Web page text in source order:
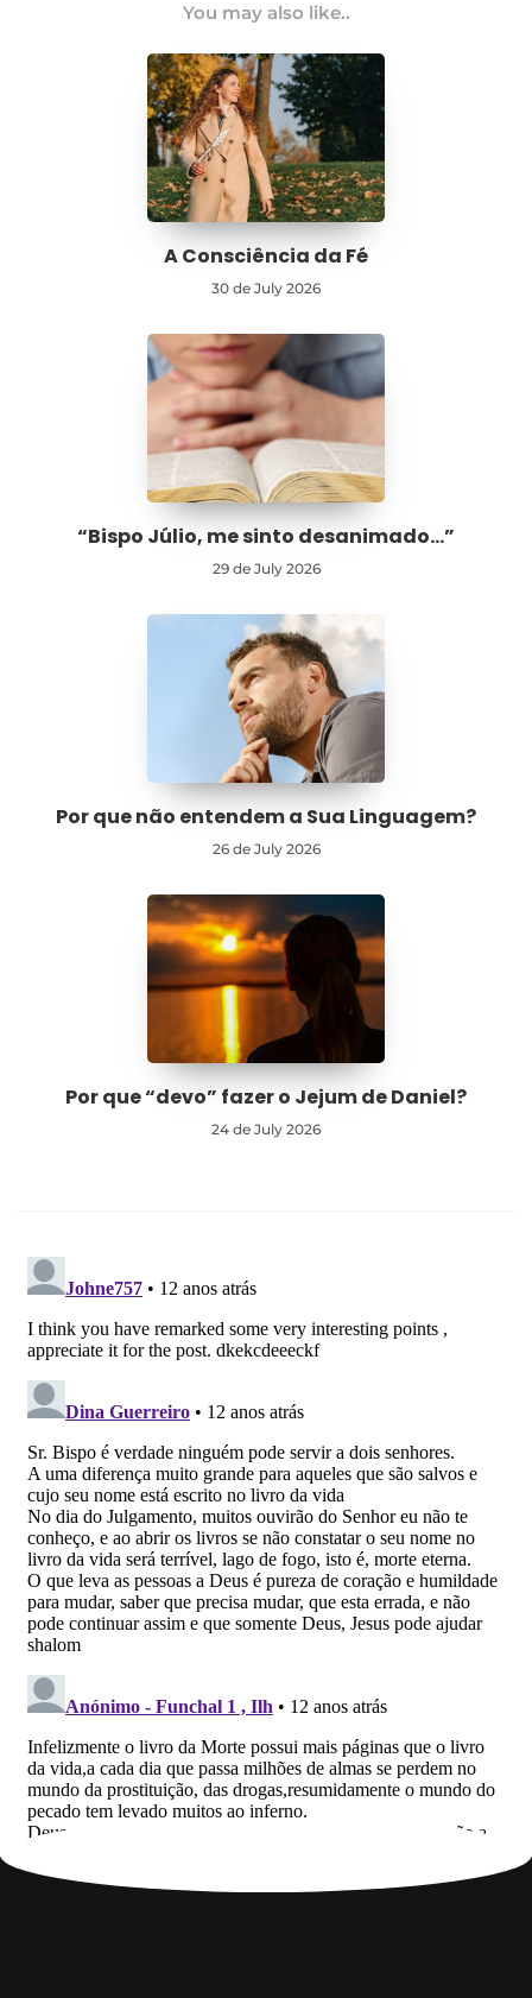
You may also like..
A Consciência da Fé
30 de July 2026
“Bispo Júlio, me sinto desanimado…”
29 de July 2026
Por que não entendem a Sua Linguagem?
26 de July 2026
Por que “devo” fazer o Jejum de Daniel?
24 de July 2026